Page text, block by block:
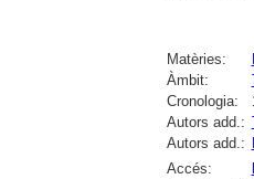
Matèries:
Àmbit:
Cronologia:
Autors add.:
Autors add.:
Accés: